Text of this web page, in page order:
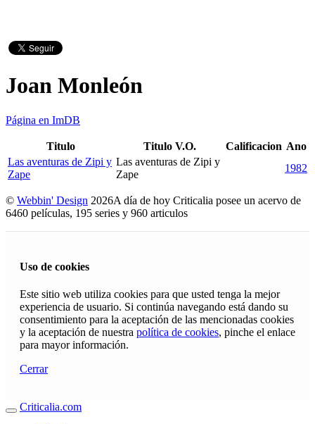
Joan Monleón
Página en ImDB
Titulo Titulo V.O. Calificacion Ano
Las aventuras de Zipi y
Zape
Las aventuras de Zipi y
Zape
1982
© Webbin' Design 2026A día de hoy Criticalia posee un acervo de
6460 películas, 195 series y 960 articulos
Uso de cookies
Este sitio web utiliza cookies para que usted tenga la mejor
experiencia de usuario. Si continúa navegando está dando su
consentimiento para la aceptación de las mencionadas cookies
y la aceptación de nuestra política de cookies, pinche el enlace
para mayor información.
Cerrar
Criticalia.com